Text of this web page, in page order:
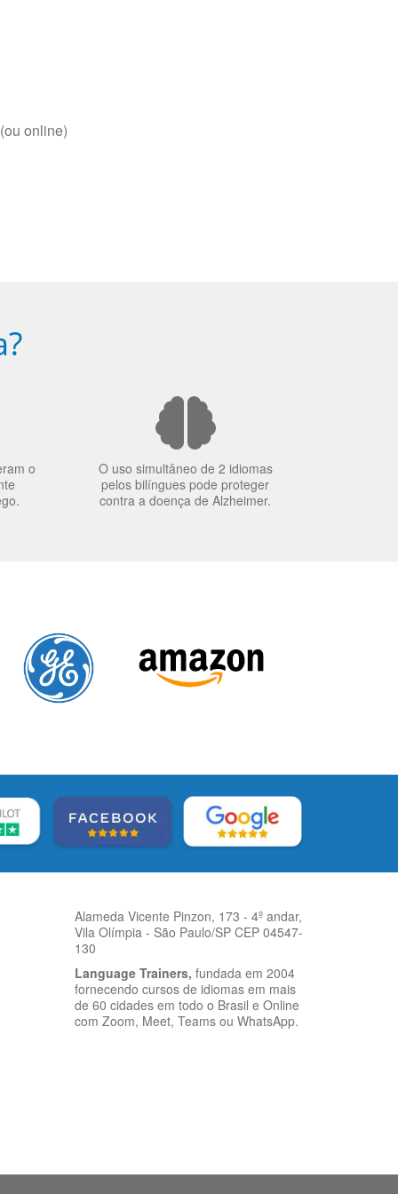
online)
o
O uso simultâneo de 2 idiomas
pelos bilíngues pode proteger
contra a doença de Alzheimer.
Alameda Vicente Pinzon, 173 - 4º andar,
Vila Olímpia - São Paulo/SP CEP 04547-
130
Language Trainers, fundada em 2004
fornecendo cursos de idiomas em mais
de 60 cidades em todo o Brasil e Online
com Zoom, Meet, Teams ou WhatsApp.